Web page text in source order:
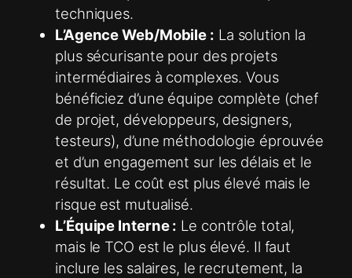
techniques.
L’Agence Web/Mobile : La solution la
plus sécurisante pour des projets
intermédiaires à complexes. Vous
bénéficiez d’une équipe complète (chef
de projet, développeurs, designers,
testeurs), d’une méthodologie éprouvée
et d’un engagement sur les délais et le
résultat. Le coût est plus élevé mais le
risque est mutualisé.
L’Équipe Interne : Le contrôle total,
mais le TCO est le plus élevé. Il faut
inclure les salaires, le recrutement, la